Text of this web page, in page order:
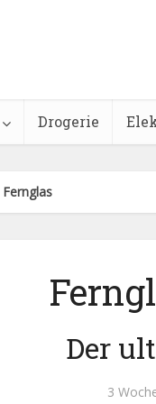
Drogerie
Fernglas
Der
3